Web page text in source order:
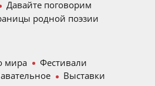
Давайте поговорим
родной поэзии
мира
Фестивали
Выставки